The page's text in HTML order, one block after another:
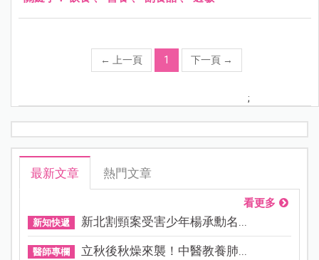
← 上一頁 1 下一頁 →
;
最新文章 熱門文章
看更多
新知快遞 新北割頸案受害少年楊承勳名...
醫師專欄 立秋後秋燥來襲！中醫教養肺...